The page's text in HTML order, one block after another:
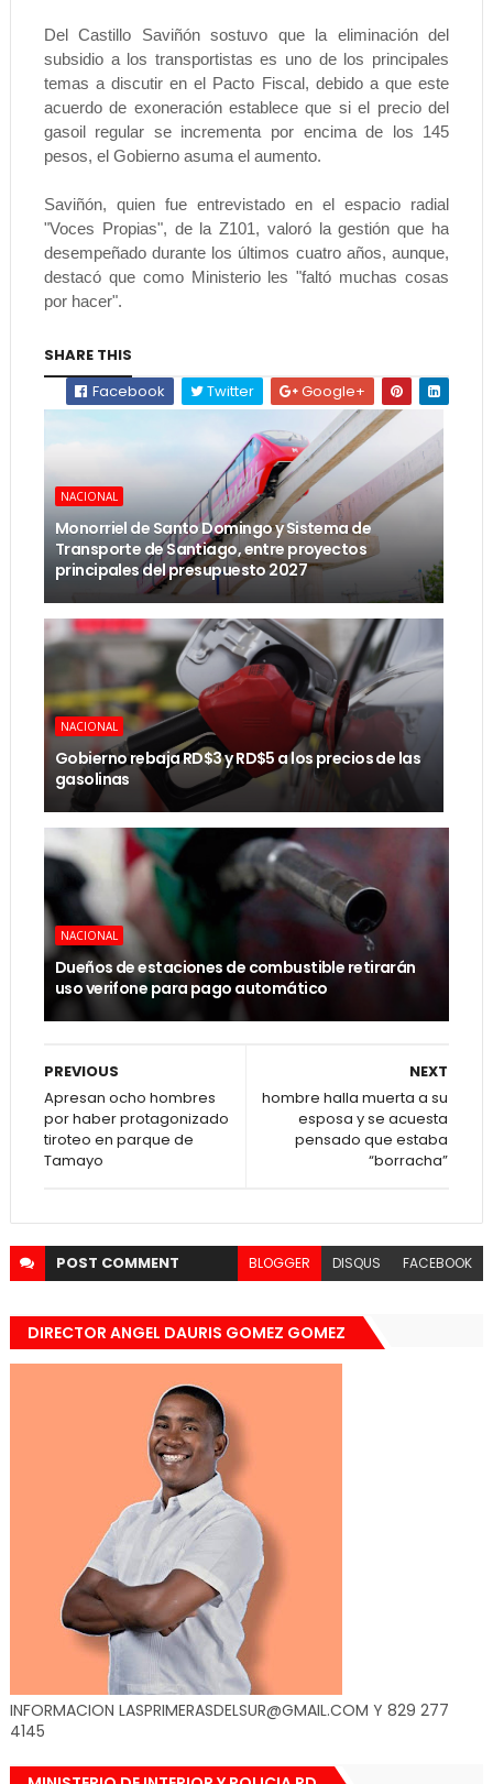
Del Castillo Saviñón sostuvo que la eliminación del
subsidio a los transportistas es uno de los principales
temas a discutir en el Pacto Fiscal, debido a que este
acuerdo de exoneración establece que si el precio del
gasoil regular se incrementa por encima de los 145
pesos, el Gobierno asuma el aumento.
Saviñón, quien fue entrevistado en el espacio radial
"Voces Propias", de la Z101, valoró la gestión que ha
desempeñado durante los últimos cuatro años, aunque,
destacó que como Ministerio les "faltó muchas cosas
por hacer".
SHARE THIS
Facebook
Twitter Google+
NACIONAL
Monorriel de Santo Domingo y Sistema de
Transporte de Santiago, entre proyectos
principales del presupuesto 2027
NACIONAL
Gobierno rebaja RD$3 y RD$5 a los precios de las
gasolinas
NACIONAL
Dueños de estaciones de combustible retirarán
uso verifone para pago automático
NEXT
hombre halla muerta a su
esposa y se acuesta
pensado que estaba
“borracha”
PREVIOUS
Apresan ocho hombres
por haber protagonizado
tiroteo en parque de
Tamayo
POST COMMENT BLOGGER DISQUS FACEBOOK
DIRECTOR ANGEL DAURIS GOMEZ GOMEZ
INFORMACION LASPRIMERASDELSUR@GMAIL.COM Y 829 277
4145